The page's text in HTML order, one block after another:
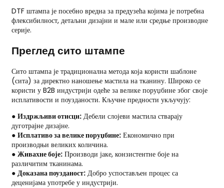
DTF штампа је посебно вредна за предузећа којима је потребна
флексибилност, детаљни дизајни и мале или средње производне
серије.
Преглед сито штампе
Сито штампа је традиционална метода која користи шаблоне
(сита) за директно наношење мастила на тканину. Широко се
користи у B2B индустрији одеће за велике поруџбине због своје
исплативости и поузданости. Кључне предности укључују:
● Издржљиви отисци:Дебели слојеви мастила стварају
дуготрајне дизајне.
● Исплативо за велике поруџбине:Економично при
производњи великих количина.
● Живахне боје:Производи јаке, конзистентне боје на
различитим тканинама.
● Доказана поузданост:Добро успостављен процес са
деценијама употребе у индустрији.